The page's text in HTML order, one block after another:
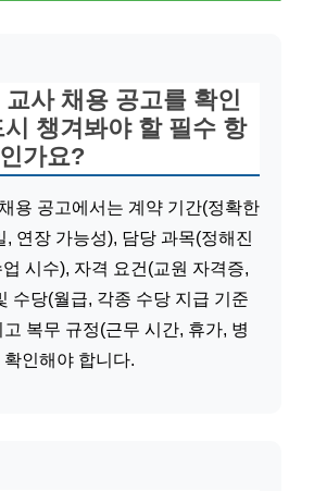
사 채용 공고를 확인
챙겨봐야 할 필수 항
가요?
용 공고에서는 계약 기간(정확한
, 연장 가능성), 담당 과목(정해진
시수), 자격 요건(교원 자격증,
수당(월급, 각종 수당 지급 기준
복무 규정(근무 시간, 휴가, 병
인해야 합니다.